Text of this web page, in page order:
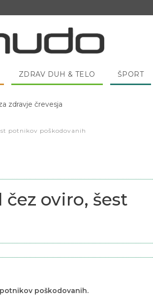
ZDRAV DUH & TELO ŠPORT
zdravje črevesja
potnikov poškodovanih
oviro, šest
poškodovanih.